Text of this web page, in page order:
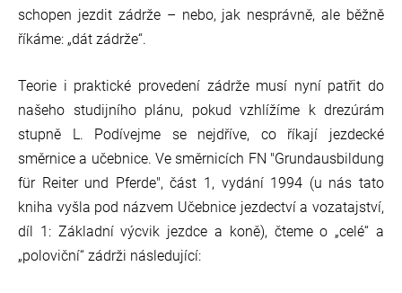
schopen jezdit zádrže – nebo, jak nesprávně, ale běžně
říkáme: „dát zádrže“.
Teorie i praktické provedení zádrže musí nyní patřit do
našeho studijního plánu, pokud vzhlížíme k drezúrám
stupně L. Podívejme se nejdříve, co říkají jezdecké
směrnice a učebnice. Ve směrnicích FN "Grundausbildung
für Reiter und Pferde", část 1, vydání 1994 (u nás tato
kniha vyšla pod názvem Učebnice jezdectví a vozatajství,
díl 1: Základní výcvik jezdce a koně), čteme o „celé“ a
„poloviční“ zádrži následující: